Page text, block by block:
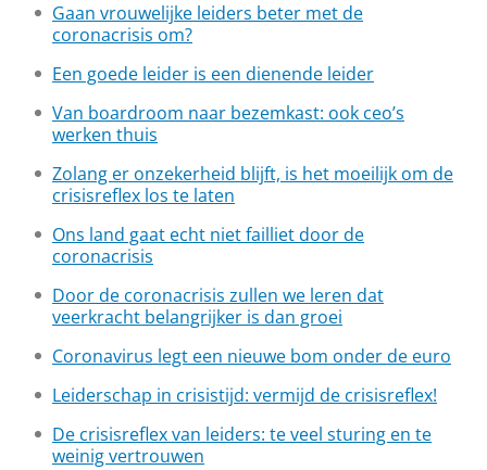
Gaan vrouwelijke leiders beter met de
coronacrisis om?
Een goede leider is een dienende leider
Van boardroom naar bezemkast: ook ceo’s
werken thuis
Zolang er onzekerheid blijft, is het moeilijk om de
crisisreflex los te laten
Ons land gaat echt niet failliet door de
coronacrisis
Door de coronacrisis zullen we leren dat
veerkracht belangrijker is dan groei
Coronavirus legt een nieuwe bom onder de euro
Leiderschap in crisistijd: vermijd de crisisreflex!
De crisisreflex van leiders: te veel sturing en te
weinig vertrouwen